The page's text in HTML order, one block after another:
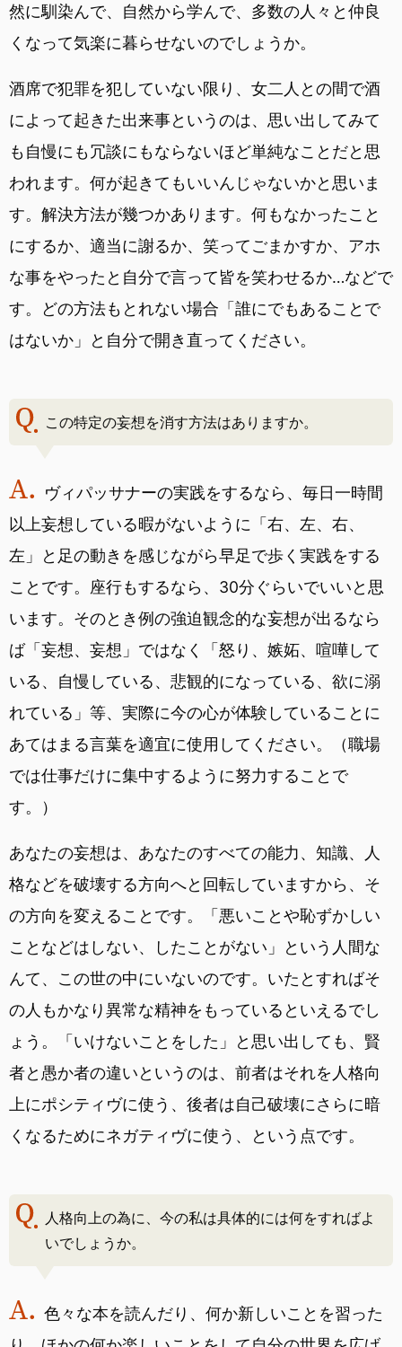
然に馴染んで、自然から学んで、多数の人々と仲良
くなって気楽に暮らせないのでしょうか。
酒席で犯罪を犯していない限り、女二人との間で酒
によって起きた出来事というのは、思い出してみて
も自慢にも冗談にもならないほど単純なことだと思
われます。何が起きてもいいんじゃないかと思いま
す。解決方法が幾つかあります。何もなかったこと
にするか、適当に謝るか、笑ってごまかすか、アホ
な事をやったと自分で言って皆を笑わせるか…などで
す。どの方法もとれない場合「誰にでもあることで
はないか」と自分で開き直ってください。
この特定の妄想を消す方法はありますか。
ヴィパッサナーの実践をするなら、毎日一時間
以上妄想している暇がないように「右、左、右、
左」と足の動きを感じながら早足で歩く実践をする
ことです。座行もするなら、30分ぐらいでいいと思
います。そのとき例の強迫観念的な妄想が出るなら
ば「妄想、妄想」ではなく「怒り、嫉妬、喧嘩して
いる、自慢している、悲観的になっている、欲に溺
れている」等、実際に今の心が体験していることに
あてはまる言葉を適宜に使用してください。（職場
では仕事だけに集中するように努力することで
す。）
あなたの妄想は、あなたのすべての能力、知識、人
格などを破壊する方向へと回転していますから、そ
の方向を変えることです。「悪いことや恥ずかしい
ことなどはしない、したことがない」という人間な
んて、この世の中にいないのです。いたとすればそ
の人もかなり異常な精神をもっているといえるでし
ょう。「いけないことをした」と思い出しても、賢
者と愚か者の違いというのは、前者はそれを人格向
上にポシティヴに使う、後者は自己破壊にさらに暗
くなるためにネガティヴに使う、という点です。
人格向上の為に、今の私は具体的には何をすればよ
いでしょうか。
色々な本を読んだり、何か新しいことを習った